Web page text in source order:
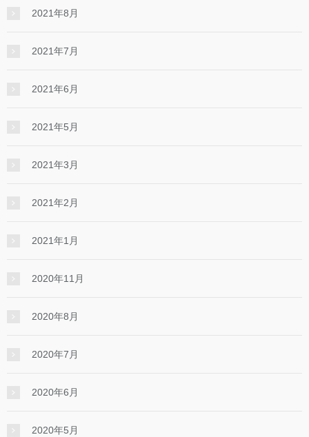
2021年8月
2021年7月
2021年6月
2021年5月
2021年3月
2021年2月
2021年1月
2020年11月
2020年8月
2020年7月
2020年6月
2020年5月